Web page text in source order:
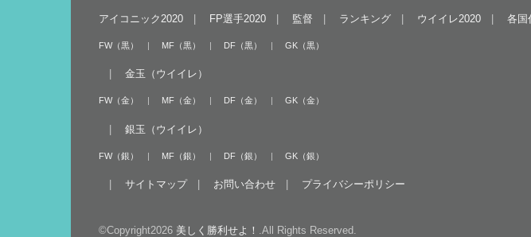
アイコニック2020 FP選手2020 監督 ランキング ウイイレ2020 各国
FW（黒） MF（黒） DF（黒） GK（黒）
金玉（ウイイレ）
FW（金） MF（金） DF（金） GK（金）
銀玉（ウイイレ）
FW（銀） MF（銀） DF（銀） GK（銀）
サイトマップ お問い合わせ プライバシーポリシー
©Copyright2026 美しく勝利せよ！ .All Rights Reserved.